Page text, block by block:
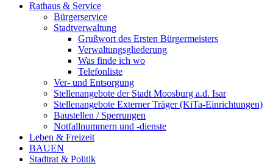
Rathaus & Service
Bürgerservice
Stadtverwaltung
Grußwort des Ersten Bürgermeisters
Verwaltungsgliederung
Was finde ich wo
Telefonliste
Ver- und Entsorgung
Stellenangebote der Stadt Moosburg a.d. Isar
Stellenangebote Externer Träger (KiTa-Einrichtungen)
Baustellen / Sperrungen
Notfallnummern und -dienste
Leben & Freizeit
BAUEN
Stadtrat & Politik